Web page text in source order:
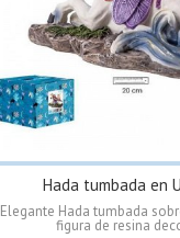
Hada tumbada en
Elegante Hada tumbada
figura de resina